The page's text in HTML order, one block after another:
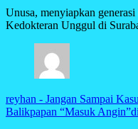
Unusa, menyiapkan
Kedokteran Unggul di
reyhan - Jangan Sampai
Balikpapan “Masuk